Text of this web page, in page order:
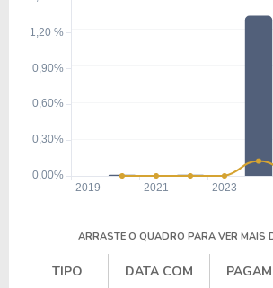
ARRASTE O QUADRO PARA VER MAIS
TIPO DATA COM